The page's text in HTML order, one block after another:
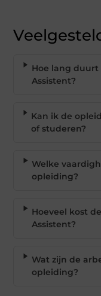
Hoe lang
Assistent?
Kan ik de
of studeren?
Welke
opleiding?
Hoeveel kost
Assistent?
Wat zijn de
opleiding?